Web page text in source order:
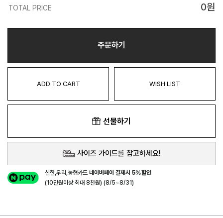
TOTAL PRICE 0원
주문하기
ADD TO CART WISH LIST
선물하기
사이즈 가이드를 참고하세요!
신한,우리,농협카드네이버페이 결제시 5%할인
(10만원이상 최대 8천원) (8/5~8/31)